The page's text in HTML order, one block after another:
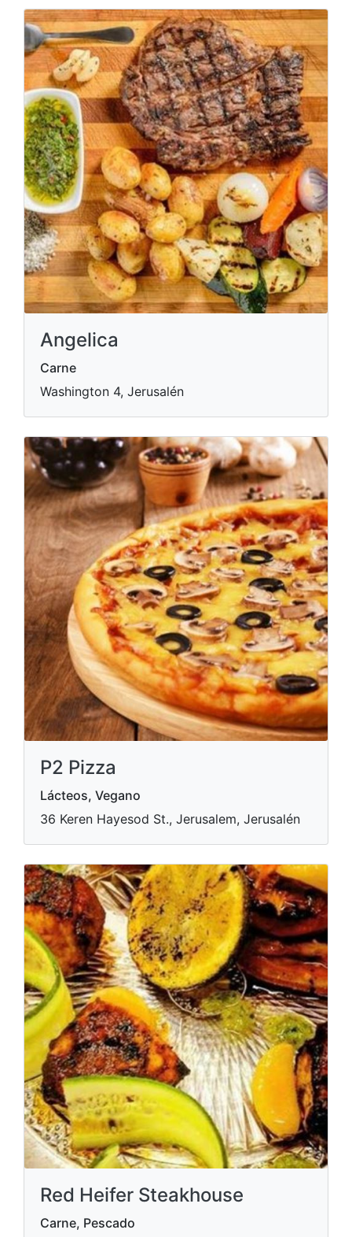
Angelica
Carne
Washington 4, Jerusalén
P2 Pizza
Lácteos, Vegano
36 Keren Hayesod St., Jerusalem, Jerusalén
Red Heifer Steakhouse
Carne, Pescado